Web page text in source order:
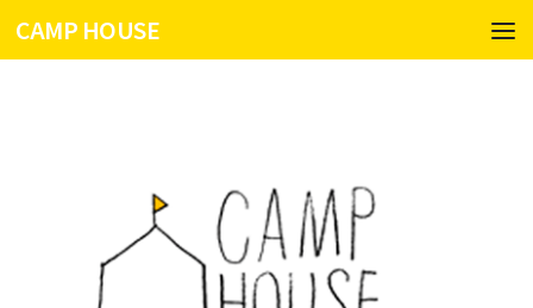
コンテンツへスキップ
CAMP HOUSE